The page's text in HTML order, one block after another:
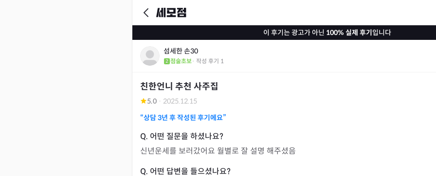
이 후기는 광고가 아닌 100% 실제 후기입니다
섬세한 손30
점술초보· 작성 후기 1
친한언니 추천 사주집
5.0 · 2025.12.15
“상담3년 후 작성된 후기에요”
신년운세를 보러갔어요 월별로 잘 설명 해주셨음